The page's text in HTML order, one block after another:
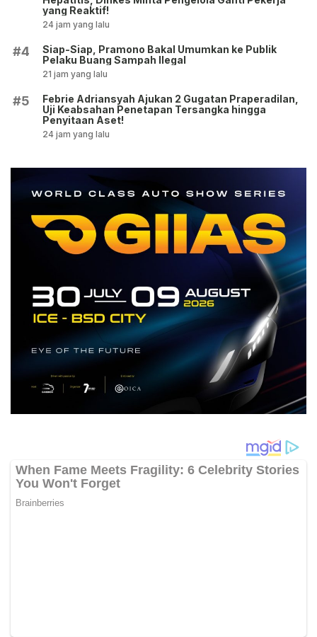
yang Reaktif!
24 jam yang lalu
#4
Siap-Siap, Pramono Bakal Umumkan ke Publik
Pelaku Buang Sampah Ilegal
21 jam yang lalu
#5
Febrie Adriansyah Ajukan 2 Gugatan Praperadilan,
Uji Keabsahan Penetapan Tersangka hingga
Penyitaan Aset!
24 jam yang lalu